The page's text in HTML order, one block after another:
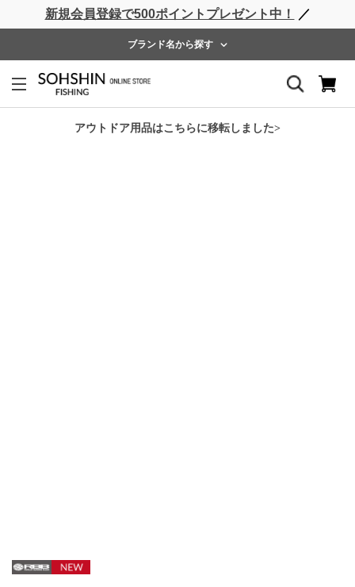
新規会員登録で500ポイントプレゼント中！ ／
ブランド名から探す
アウトドア用品はこちらに移転しました>
ライフベスト ウェーダー レインウェア フットウェア
ホーム > RBB >